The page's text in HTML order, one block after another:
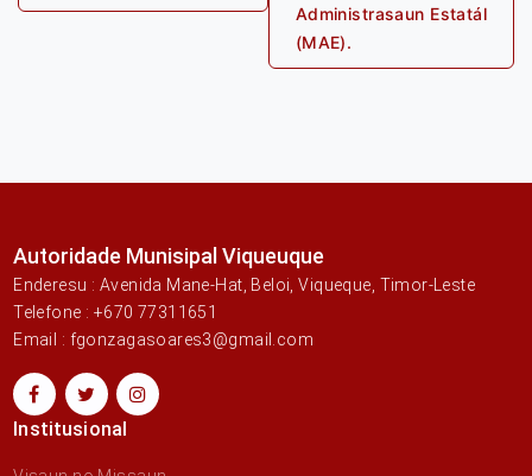
Administrasaun Estatál
(MAE).
Autoridade Munisipal Viqueuque
Enderesu : Avenida Mane-Hat, Beloi, Viqueque, Timor-Leste
Telefone : +670 77311651
Email : fgonzagasoares3@gmail.com
Institusional